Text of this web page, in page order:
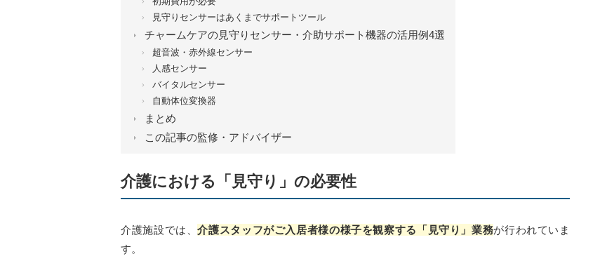
見守りセンサーはあくまでサポートツール
チャームケアの見守りセンサー・介助サポート機器の活用例4選
超音波・赤外線センサー
人感センサー
バイタルセンサー
自動体位変換器
まとめ
この記事の監修・アドバイザー
介護における「見守り」の必要性
介護施設では、介護スタッフがご入居者様の様子を観察する「見守り」業務が行われていま
す。
記事を読む